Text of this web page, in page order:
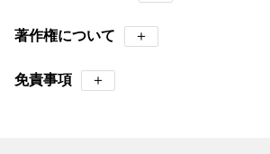
著作権について ＋
免責事項 ＋